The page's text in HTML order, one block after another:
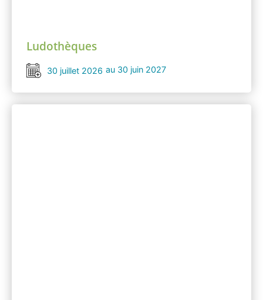
Ludothèques
30 juillet 2026 au 30 juin 2027